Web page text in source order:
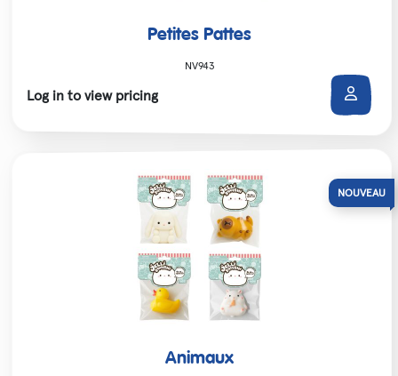
Petites Pattes
NV943
Log in to view pricing
Animaux